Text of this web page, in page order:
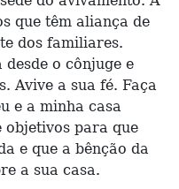
que têm aliança de
dos familiares.
o cônjuge e
Avive a sua fé. Faça
e a minha casa
objetivos para que
e que a bênção da
a sua casa.